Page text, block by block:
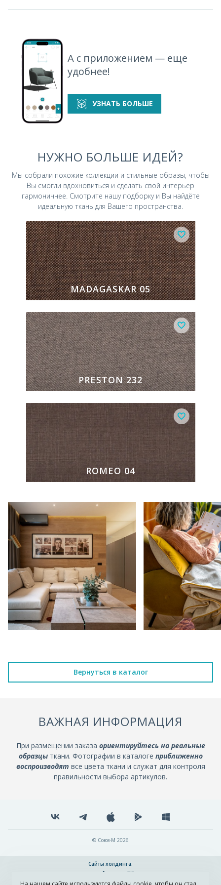
А с приложением — еще
удобнее!
УЗНАТЬ БОЛЬШЕ
НУЖНО БОЛЬШЕ ИДЕЙ?
Мы собрали похожие коллекции и стильные образы, чтобы
Вы смогли вдохновиться и сделать свой интерьер
гармоничнее. Смотрите нашу подборку и Вы найдёте
идеальную ткань для Вашего пространства.
MADAGASKAR 05
PRESTON 232
ROMEO 04
Вернуться в каталог
ВАЖНАЯ ИНФОРМАЦИЯ
При размещении заказа ориентируйтесь на реальные
образцыткани. Фотографии в каталоге приближенно
воспроизводят все цвета ткани и служат для контроля
правильности выбора артикулов.
© Союз-М 2026
Сайты холдинга: